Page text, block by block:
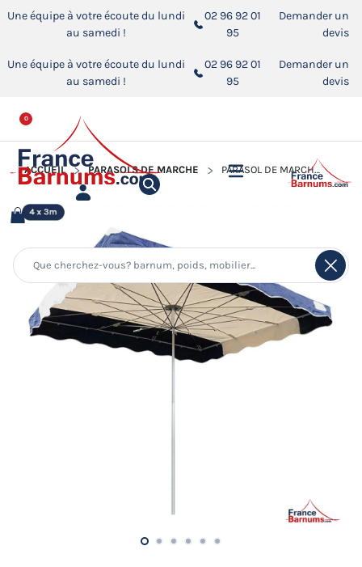
Une équipe à votre écoute du lundi
au samedi !
02 96 92 01
95
Demander un
devis
Une équipe à votre écoute du lundi
au samedi !
02 96 92 01
95
Demander un
devis
0
ACCUEIL PARASOLS DE MARCHÉ PARASOL DE MARCHÉ TÉLESCOPIQUE 4MX3M BICOLORE BLEU MARINE ET BEIGE